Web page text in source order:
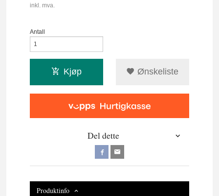
inkl. mva.
Antall
Kjøp Ønskeliste
Del dette
Produktinfo